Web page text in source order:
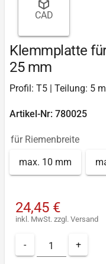
CAD
Klemmplatte
25 mm
Profil: T5 | Teilung: 5
Artikel-Nr: 780025
für Riemenbreite
max. 10 mm
24,45 €
inkl. MwSt. zzgl. Versand
- +